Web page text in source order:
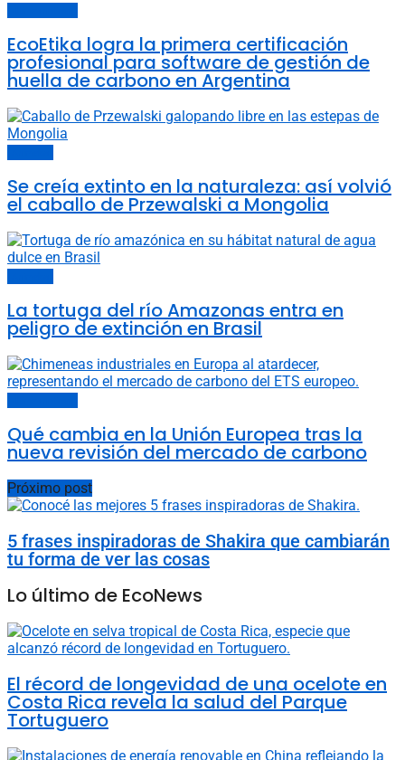
EcoEtika logra la primera certificación
profesional para software de gestión de
huella de carbono en Argentina
Se creía extinto en la naturaleza: así volvió
el caballo de Przewalski a Mongolia
La tortuga del río Amazonas entra en
peligro de extinción en Brasil
Qué cambia en la Unión Europea tras la
nueva revisión del mercado de carbono
Próximo post
5 frases inspiradoras de Shakira que cambiarán
tu forma de ver las cosas
Lo último de EcoNews
El récord de longevidad de una ocelote en
Costa Rica revela la salud del Parque
Tortuguero